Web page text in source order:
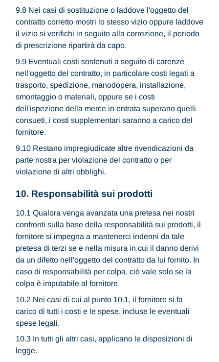
9.8 Nei casi di sostituzione o laddove l'oggetto del
contratto corretto mostri lo stesso vizio oppure laddove
il vizio si verifichi in seguito alla correzione, il periodo
di prescrizione ripartirà da capo.
9.9 Eventuali costi sostenuti a seguito di carenze
nell'oggetto del contratto, in particolare costi legati a
trasporto, spedizione, manodopera, installazione,
smontaggio o materiali, oppure se i costi
dell'ispezione della merce in entrata superano quelli
consueti, i costi supplementari saranno a carico del
fornitore.
9.10 Restano impregiudicate altre rivendicazioni da
parte nostra per violazione del contratto o per
violazione di altri obblighi.
10. Responsabilità sui prodotti
10.1 Qualora venga avanzata una pretesa nei nostri
confronti sulla base della responsabilità sui prodotti, il
fornitore si impegna a mantenerci indenni da tale
pretesa di terzi se e nella misura in cui il danno derivi
da un difetto nell'oggetto del contratto da lui fornito. In
caso di responsabilità per colpa, ciò vale solo se la
colpa è imputabile al fornitore.
10.2 Nei casi di cui al punto 10.1, il fornitore si fa
carico di tutti i costi e le spese, incluse le eventuali
spese legali.
10.3 In tutti gli altri casi, applicano le disposizioni di
legge.